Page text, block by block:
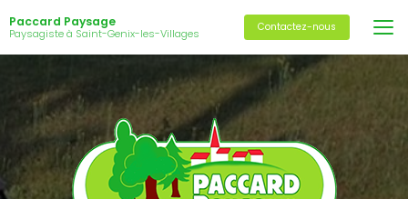
au
contenu
principal
Paccard Paysage
Paysagiste à Saint-Genix-les-Villages Contactez-nous